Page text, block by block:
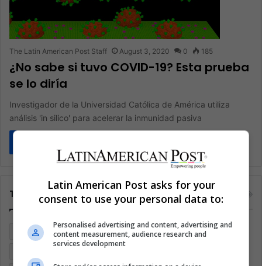
The Latin American Post Staff August 3, 2020 0 185
¿No sabe si tuvo COVID-19? Esta prueba
se lo diría
Investigador de la Universidad Católica de América utiliza
análisis 'in silico' para acelerar la inmunidad pasiva
Tags
Argentina Brasil Cine Cine y televisión Colombia
Latin American Post asks for your
consent to use your personal data to:
Personalised advertising and content, advertising and
content measurement, audience research and
services development